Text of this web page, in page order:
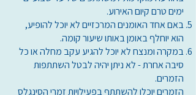
ימים טרם קיום האירוע.
באם אחד האומנים המרכזיים לא יוכל להופיע,
הוא יוחלף באומן באותו שיעור קומה.
במקרה ומנצח לא יוכל להגיע עקב מחלה או כל
סיבה אחרת - לא ניתן יהיה לבטל השתתפות
הזמרים.
הזמרים יוכלו להשתתף בפעילויות זמרי הסינגלס